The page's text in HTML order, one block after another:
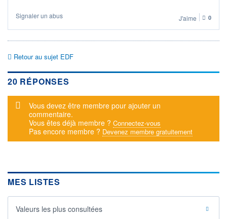
Signaler un abus J'aime 0
Retour au sujet EDF
20 RÉPONSES
Message d'alerte
Vous devez être membre pour ajouter un
commentaire.
Vous êtes déjà membre ? Connectez-vous
Pas encore membre ? Devenez membre gratuitement
MES LISTES
Valeurs les plus consultées